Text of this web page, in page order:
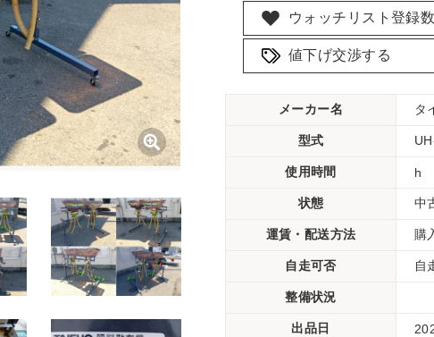
ウォッチリスト登録数
値下げ交渉する
メーカー名 タ
型式
使用時間 h
状態 中
運賃・配送方法 購
自走可否 自
整備状況
出品日